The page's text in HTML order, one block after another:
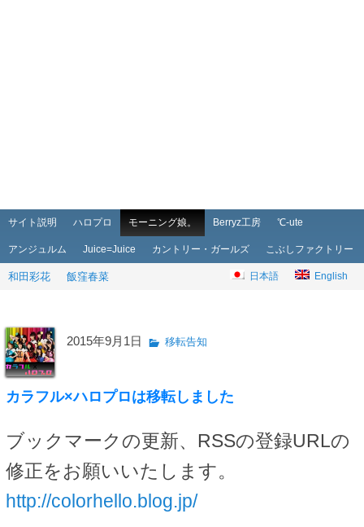
メインメニュー
メインコンテンツへ移動
サブコンテンツへ移動
サイト説明 ハロプロ モーニング娘。 Berryz工房 ℃-ute
アンジュルム Juice=Juice カントリー・ガールズ こぶしファクトリー
和田彩花 飯窪春菜 日本語 English
2015年9月1日 移転告知
カラフル×ハロプロは移転しました
ブックマークの更新、RSSの登録URLの
修正をお願いいたします。
http://colorhello.blog.jp/